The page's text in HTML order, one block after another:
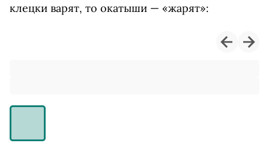
клецки варят, то окатыши — «жарят»: